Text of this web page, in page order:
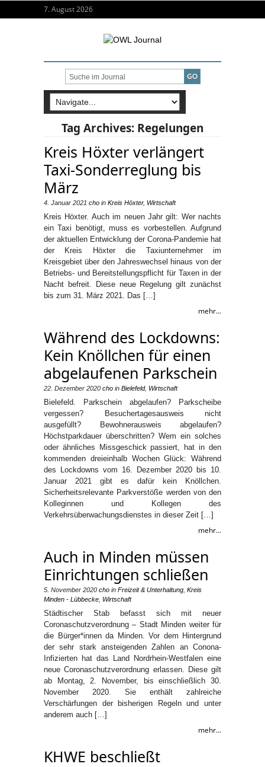
7. August 2026
Tag Archives: Regelungen
Kreis Höxter verlängert
Taxi-Sonderreglung bis
März
4. Januar 2021 cho in Kreis Höxter, Wirtschaft
Kreis Höxter. Auch im neuen Jahr gilt: Wer nachts
ein Taxi benötigt, muss es vorbestellen. Aufgrund
der aktuellen Entwicklung der Corona-Pandemie hat
der Kreis Höxter die Taxiunternehmer im
Kreisgebiet über den Jahreswechsel hinaus von der
Betriebs- und Bereitstellungspflicht für Taxen in der
Nacht befreit. Diese neue Regelung gilt zunächst
bis zum 31. März 2021. Das […]
mehr...
Während des Lockdowns:
Kein Knöllchen für einen
abgelaufenen Parkschein
22. Dezember 2020 cho in Bielefeld, Wirtschaft
Bielefeld. Parkschein abgelaufen? Parkscheibe
vergessen? Besuchertagesausweis nicht
ausgefüllt? Bewohnerausweis abgelaufen?
Höchstparkdauer überschritten? Wem ein solches
oder ähnliches Missgeschick passiert, hat in den
kommenden dreieinhalb Wochen Glück: Während
des Lockdowns vom 16. Dezember 2020 bis 10.
Januar 2021 gibt es dafür kein Knöllchen.
Sicherheitsrelevante Parkverstöße werden von den
Kolleginnen und Kollegen des
Verkehrsüberwachungsdienstes in dieser Zeit […]
mehr...
Auch in Minden müssen
Einrichtungen schließen
5. November 2020 cho in Freizeit & Unterhaltung Kreis
Minden - Lübbecke Wirtschaft
Städtischer Stab befasst sich mit neuer
Coronaschutzverordnung – Stadt Minden weiter für
die Bürger*innen da Minden. Vor dem Hintergrund
der sehr stark ansteigenden Zahlen an Conona-
Infizierten hat das Land Nordrhein-Westfalen eine
neue Coronaschutzverordnung erlassen. Diese gilt
ab Montag, 2. November, bis einschließlich 30.
November 2020. Sie enthält zahlreiche
Verschärfungen der bisherigen Regeln und unter
anderem auch […]
mehr...
KHWE beschließt